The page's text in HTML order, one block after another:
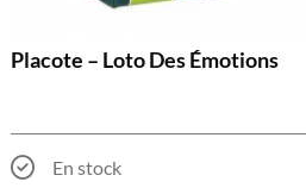
Placote – Loto Des Émotions
En stock